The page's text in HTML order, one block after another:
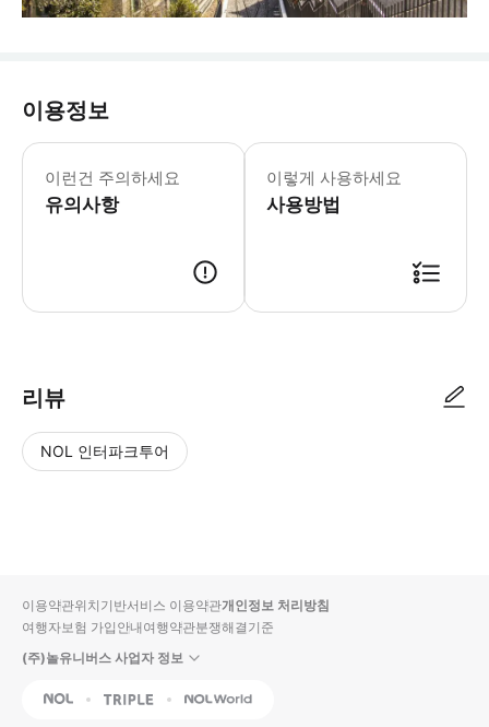
이용정보
이런건 주의하세요
유의사항
이렇게 사용하세요
사용방법
리뷰
NOL 인터파크투어
입니
다.
순
상
이용약관위치기반서비스 이용약관개인정보 처리방침
여행자보험 가입안내여행약관분쟁해결기준
(주)놀유니버스 사업자 정보
NOL Triple Interpark Global